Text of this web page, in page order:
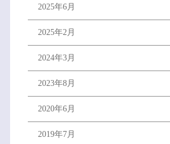
2025年6月
2025年2月
2024年3月
2023年8月
2020年6月
2019年7月